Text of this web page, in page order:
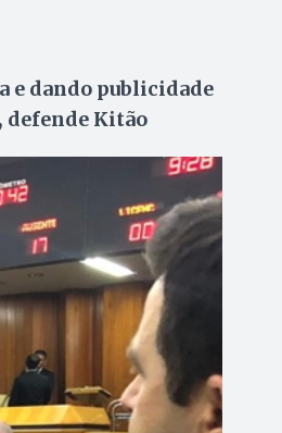
e dando publicidade
defende Kitão